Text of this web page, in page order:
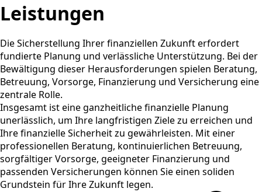
Leistungen
Die Sicherstellung Ihrer finanziellen Zukunft erfordert
fundierte Planung und verlässliche Unterstützung. Bei der
Bewältigung dieser Herausforderungen spielen Beratung,
Betreuung, Vorsorge, Finanzierung und Versicherung eine
zentrale Rolle.
Insgesamt ist eine ganzheitliche finanzielle Planung
unerlässlich, um Ihre langfristigen Ziele zu erreichen und
Ihre finanzielle Sicherheit zu gewährleisten. Mit einer
professionellen Beratung, kontinuierlichen Betreuung,
sorgfältiger Vorsorge, geeigneter Finanzierung und
passenden Versicherungen können Sie einen soliden
Grundstein für Ihre Zukunft legen.